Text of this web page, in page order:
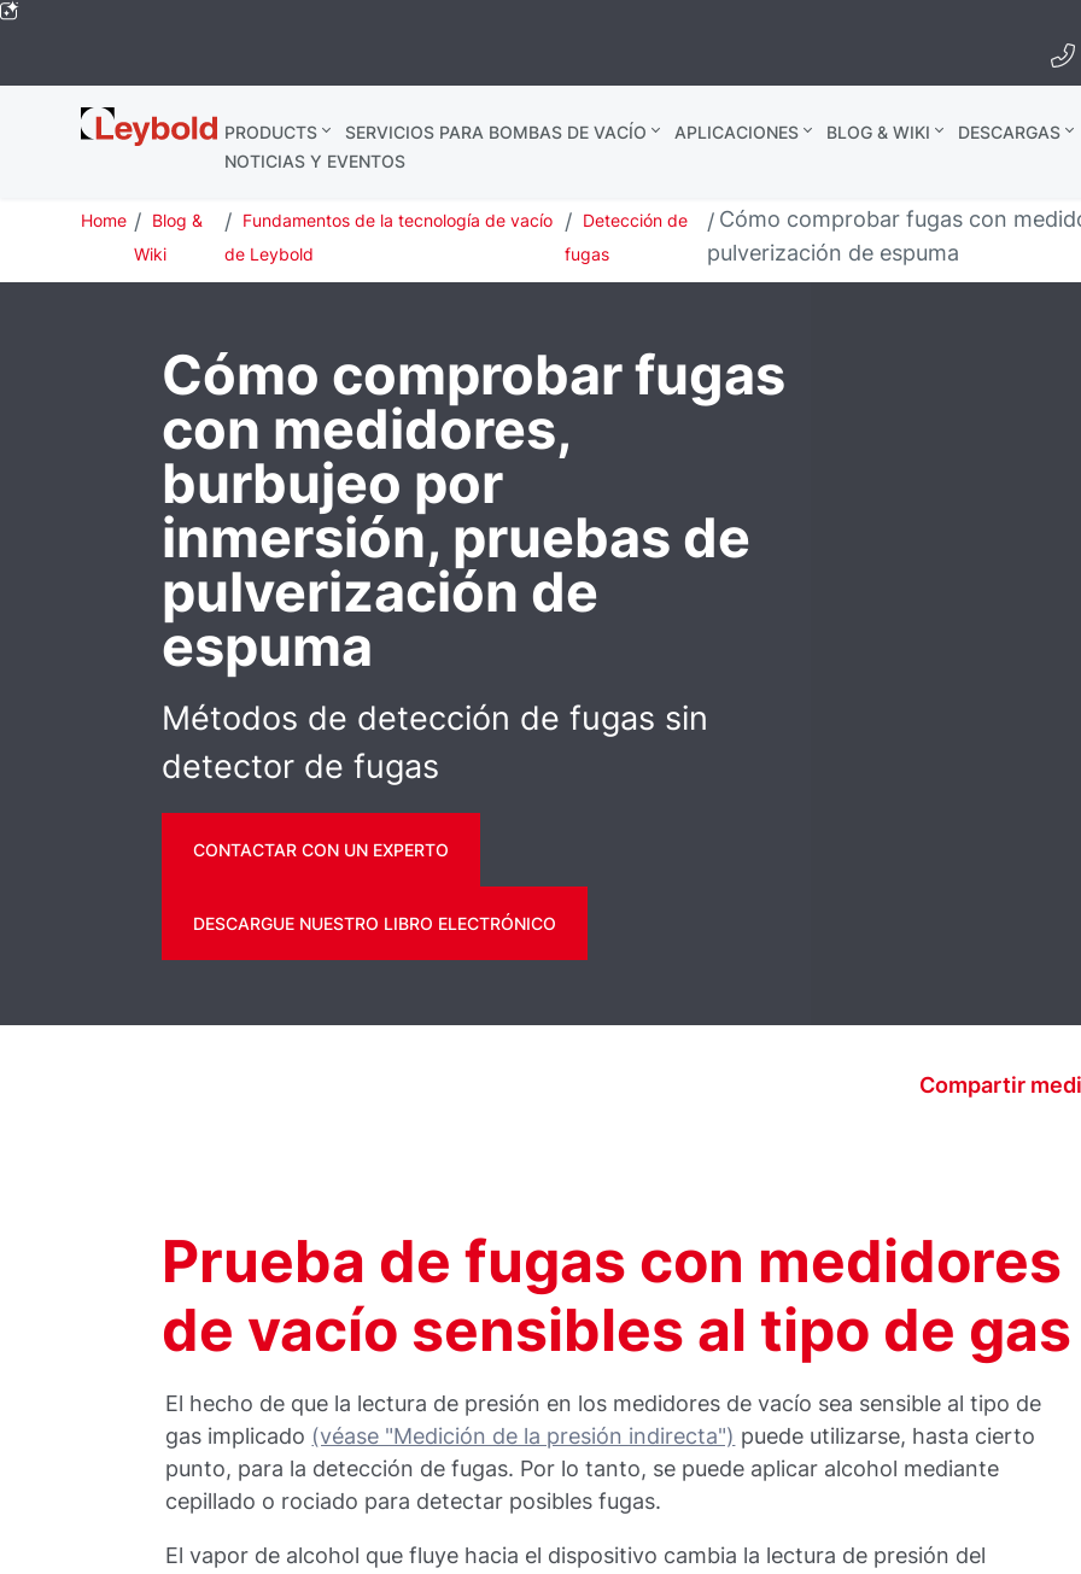
Leybold
Global
PRODUCTS SERVICIOS PARA BOMBAS DE VACÍO APLICACIONES BLOG & WIKI
DESCARGAS
NOTICIAS Y EVENTOS
Home
Blog &
Wiki
Fundamentos de la tecnología de vacío
de Leybold
Detección de
fugas
Cómo comprobar fugas con
pulverización de espuma
Cómo comprobar fugas
con medidores,
burbujeo por
inmersión, pruebas de
pulverización de
espuma
Métodos de detección de fugas sin
detector de fugas
CONTACTAR CON UN EXPERTO
DESCARGUE NUESTRO LIBRO ELECTRÓNICO
Compartir
Prueba de fugas con medidores
de vacío sensibles al tipo de gas
El hecho de que la lectura de presión en los medidores de vacío sea sensible al tipo de
gas implicado (véase "Medición de la presión indirecta") puede utilizarse, hasta cierto
punto, para la detección de fugas. Por lo tanto, se puede aplicar alcohol mediante
cepillado o rociado para detectar posibles fugas.
El vapor de alcohol que fluye hacia el dispositivo cambia la lectura de presión del